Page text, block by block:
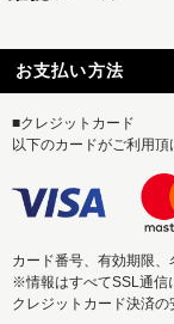
お支払い方法
■クレジットカード
以下のカードがご利用頂
カード番号、有効期限、
※情報はすべてSSL通信
クレジットカード決済